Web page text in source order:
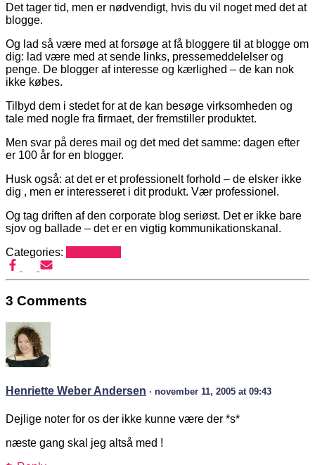
Det tager tid, men er nødvendigt, hvis du vil noget med det at
blogge.
Og lad så være med at forsøge at få bloggere til at blogge om
dig: lad være med at sende links, pressemeddelelser og
penge. De blogger af interesse og kærlighed – de kan nok
ikke købes.
Tilbyd dem i stedet for at de kan besøge virksomheden og
tale med nogle fra firmaet, der fremstiller produktet.
Men svar på deres mail og det med det samme: dagen efter
er 100 år for en blogger.
Husk også: at det er et professionelt forhold – de elsker ikke
dig , men er interesseret i dit produkt. Vær professionel.
Og tag driften af den corporate blog seriøst. Det er ikke bare
sjov og ballade – det er en vigtig kommunikationskanal.
Categories:
3 Comments
Henriette Weber Andersen · november 11, 2005 at 09:43
Dejlige noter for os der ikke kunne være der *s*
næste gang skal jeg altså med !